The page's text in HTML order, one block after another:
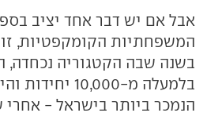
אבל אם יש דבר אחד יציב
המשפחתיות הקומקפטיות, זו
בשנה שבה הקטגוריה נכחדה,
בלמעלה מ-10,000
הנמכר ביותר בישראל -